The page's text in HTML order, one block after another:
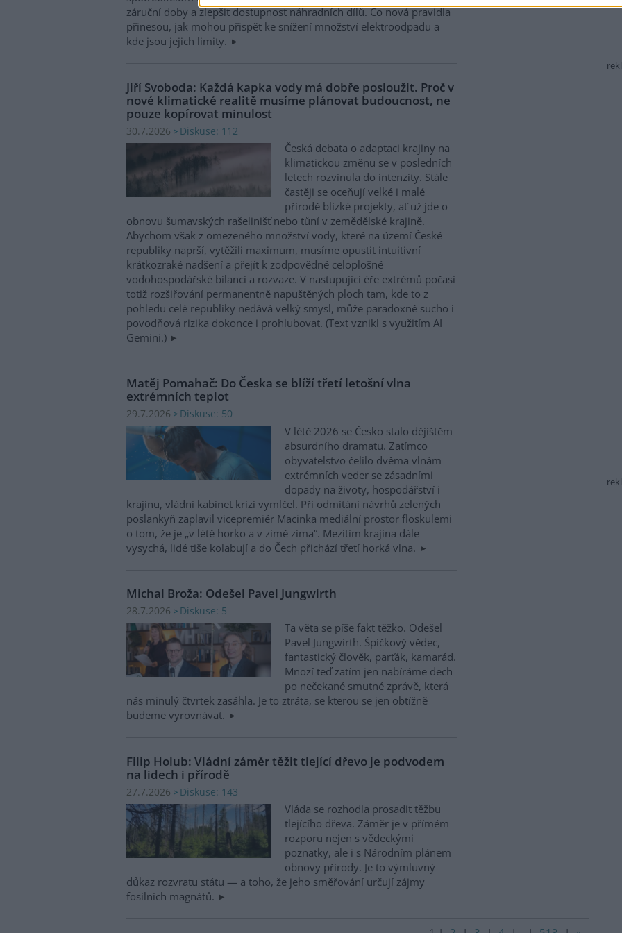
záruční doby a zlepšit dostupnost náhradních dílů. Co nová pravidla
přinesou, jak mohou přispět ke snížení množství elektroodpadu a
kde jsou jejich limity.
Jiří Svoboda: Každá kapka vody má dobře posloužit. Proč v
nové klimatické realitě musíme plánovat budoucnost, ne
pouze kopírovat minulost
30.7.2026 Diskuse: 112
Česká debata o adaptaci krajiny na
klimatickou změnu se v posledních
letech rozvinula do intenzity. Stále
častěji se oceňují velké i malé
přírodě blízké projekty, ať už jde o
obnovu šumavských rašelinišť nebo tůní v zemědělské krajině.
Abychom však z omezeného množství vody, které na území České
republiky naprší, vytěžili maximum, musíme opustit intuitivní
krátkozraké nadšení a přejít k zodpovědné celoplošné
vodohospodářské bilanci a rozvaze. V nastupující éře extrémů počasí
totiž rozšiřování permanentně napuštěných ploch tam, kde to z
pohledu celé republiky nedává velký smysl, může paradoxně sucho i
povodňová rizika dokonce i prohlubovat. (Text vznikl s využitím AI
Gemini.)
Matěj Pomahač: Do Česka se blíží třetí letošní vlna
extrémních teplot
29.7.2026 Diskuse: 50
V létě 2026 se Česko stalo dějištěm
absurdního dramatu. Zatímco
obyvatelstvo čelilo dvěma vlnám
extrémních veder se zásadními
dopady na životy, hospodářství i
krajinu, vládní kabinet krizi vymlčel. Při odmítání návrhů zelených
poslankyň zaplavil vicepremiér Macinka mediální prostor floskulemi
o tom, že je „v létě horko a v zimě zima“. Mezitím krajina dále
vysychá, lidé tiše kolabují a do Čech přichází třetí horká vlna.
Michal Broža: Odešel Pavel Jungwirth
28.7.2026 Diskuse: 5
Ta věta se píše fakt těžko. Odešel
Pavel Jungwirth. Špičkový vědec,
fantastický člověk, parťák, kamarád.
Mnozí teď zatím jen nabíráme dech
po nečekané smutné zprávě, která
nás minulý čtvrtek zasáhla. Je to ztráta, se kterou se jen obtížně
budeme vyrovnávat.
Filip Holub: Vládní záměr těžit tlející dřevo je podvodem
na lidech i přírodě
27.7.2026 Diskuse: 143
Vláda se rozhodla prosadit těžbu
tlejícího dřeva. Záměr je v přímém
rozporu nejen s vědeckými
poznatky, ale i s Národním plánem
obnovy přírody. Je to výmluvný
důkaz rozvratu státu — a toho, že jeho směřování určují zájmy
fosilních magnátů.